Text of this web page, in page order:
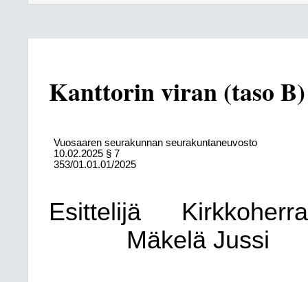
Kanttorin viran (taso
Vuosaaren seurakunnan seurakuntaneuvosto
10.02.2025 § 7
353/01.01.01/2025
Esittelijä
Mäkelä Jussi